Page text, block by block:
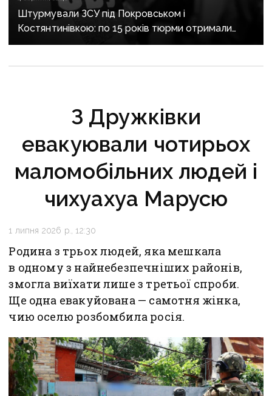
Штурмували ЗСУ під Покровськом і
Костянтинівкою: по 15 років тюрми отримали
десятеро бойовиків, які воювали на боці рф
З Дружківки
евакуювали чотирьох
маломобільних людей і
чихуахуа Марусю
1 липня 2026 р., 12:30
Родина з трьох людей, яка мешкала
в одному з найнебезпечніших районів,
змогла виїхати лише з третьої спроби.
Ще одна евакуйована — самотня жінка,
чию оселю розбомбила росія.